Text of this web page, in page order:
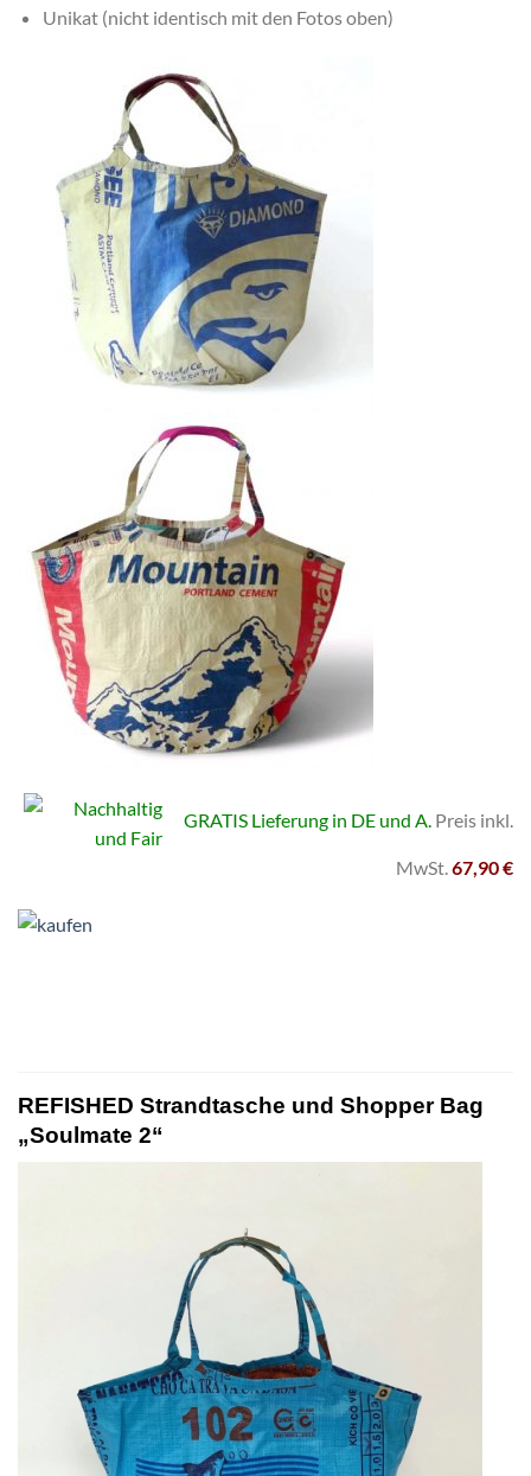
Unikat (nicht identisch mit den Fotos oben)
GRATIS Lieferung in DE und A. Preis inkl.
MwSt. 67,90 €
REFISHED Strandtasche und Shopper Bag
„Soulmate 2“